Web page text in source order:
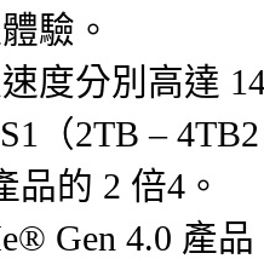
驗。
度分別高達
（2TB –
品的 2 倍4。
Gen 4.0 產